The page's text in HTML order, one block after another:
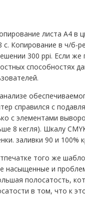
листа А4 в
Копирование в ч/б-
300 ppi. Если
способностях
справился с
с элементами
8 кегля). Шкалу
заливки 90 и 100%
того же
насыщенные и
полосатость,
в том, что к